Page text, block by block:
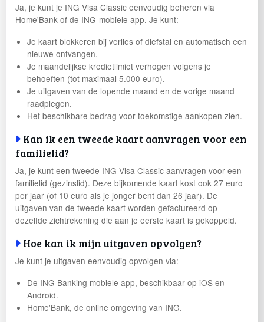
Ja, je kunt je ING Visa Classic eenvoudig beheren via
Home'Bank of de ING-mobiele app. Je kunt:
Je kaart blokkeren bij verlies of diefstal en automatisch een
nieuwe ontvangen.
Je maandelijkse kredietlimiet verhogen volgens je
behoeften (tot maximaal 5.000 euro).
Je uitgaven van de lopende maand en de vorige maand
raadplegen.
Het beschikbare bedrag voor toekomstige aankopen zien.
Kan ik een tweede kaart aanvragen voor een
familielid?
Ja, je kunt een tweede ING Visa Classic aanvragen voor een
familielid (gezinslid). Deze bijkomende kaart kost ook 27 euro
per jaar (of 10 euro als je jonger bent dan 26 jaar). De
uitgaven van de tweede kaart worden gefactureerd op
dezelfde zichtrekening die aan je eerste kaart is gekoppeld.
Hoe kan ik mijn uitgaven opvolgen?
Je kunt je uitgaven eenvoudig opvolgen via:
De ING Banking mobiele app, beschikbaar op iOS en
Android.
Home'Bank, de online omgeving van ING.